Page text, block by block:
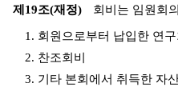
제19조(재정) 회비는 임원회
1. 회원으로부터 납입한 연
2. 찬조회비
3. 기타 본회에서 취득한 자